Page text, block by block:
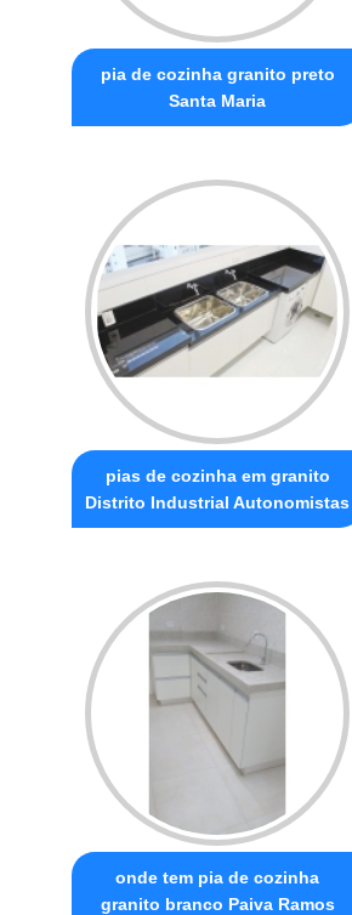
pia de cozinha granito preto
Santa Maria
pias de cozinha em granito
Distrito Industrial Autonomistas
onde tem pia de cozinha
granito branco Paiva Ramos